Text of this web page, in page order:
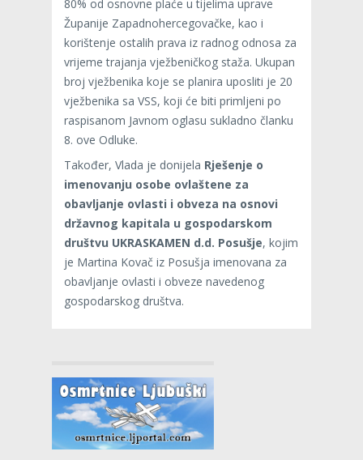
80% od osnovne plaće u tijelima uprave
Županije Zapadnohercegovačke, kao i
korištenje ostalih prava iz radnog odnosa za
vrijeme trajanja vježbeničkog staža. Ukupan
broj vježbenika koje se planira uposliti je 20
vježbenika sa VSS, koji će biti primljeni po
raspisanom Javnom oglasu sukladno članku
8. ove Odluke.
Također, Vlada je donijela Rješenje o
imenovanju osobe ovlaštene za
obavljanje ovlasti i obveza na osnovi
državnog kapitala u gospodarskom
društvu UKRASKAMEN d.d. Posušje, kojim
je Martina Kovač iz Posušja imenovana za
obavljanje ovlasti i obveze navedenog
gospodarskog društva.